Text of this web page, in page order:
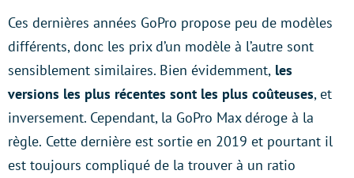
Ces dernières années GoPro propose peu de modèles
différents, donc les prix d’un modèle à l’autre sont
sensiblement similaires. Bien évidemment, les
versions les plus récentes sont les plus coûteuses, et
inversement. Cependant, la GoPro Max déroge à la
règle. Cette dernière est sortie en 2019 et pourtant il
est toujours compliqué de la trouver à un ratio